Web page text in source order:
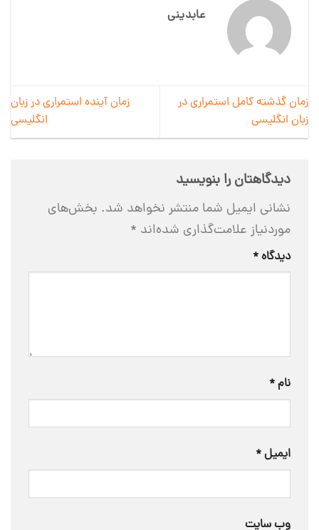
عابدینی
زمان گذشته کامل استمراری در
زبان انگلیسی
زمان آینده استمراری در زبان
انگلیسی
دیدگاهتان را بنویسید
نشانی ایمیل شما منتشر نخواهد شد. بخش‌های
موردنیاز علامت‌گذاری شده‌اند *
دیدگاه*
نام*
ایمیل*
وب‌ سایت